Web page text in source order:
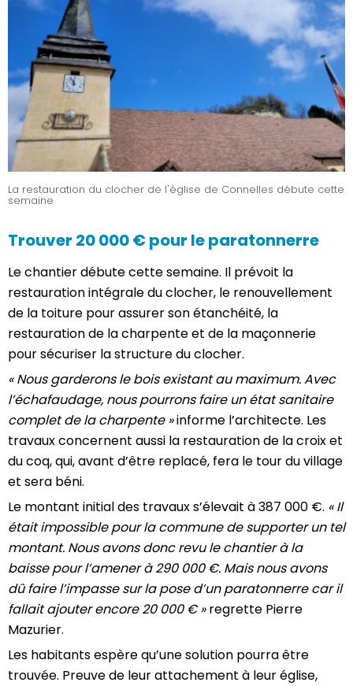
La restauration du clocher de l'église de Connelles débute cette
semaine
Trouver 20 000 € pour le paratonnerre
Le chantier débute cette semaine. Il prévoit la
restauration intégrale du clocher, le renouvellement
de la toiture pour assurer son étanchéité, la
restauration de la charpente et de la maçonnerie
pour sécuriser la structure du clocher.
« Nous garderons le bois existant au maximum. Avec
l’échafaudage, nous pourrons faire un état sanitaire
complet de la charpente »informe l’architecte. Les
travaux concernent aussi la restauration de la croix et
du coq, qui, avant d’être replacé, fera le tour du village
et sera béni.
Le montant initial des travaux s’élevait à 387 000 €. « Il
était impossible pour la commune de supporter un tel
montant. Nous avons donc revu le chantier à la
baisse pour l’amener à 290 000 €. Mais nous avons
dû faire l’impasse sur la pose d’un paratonnerre car il
fallait ajouter encore 20 000 € »regrette Pierre
Mazurier.
Les habitants espère qu’une solution pourra être
trouvée. Preuve de leur attachement à leur église,